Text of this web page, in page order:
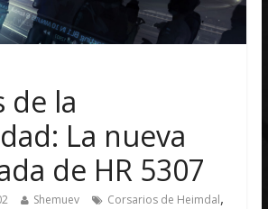
de la
La nueva
de HR 5307
Shemuev Corsarios de Heimdal,